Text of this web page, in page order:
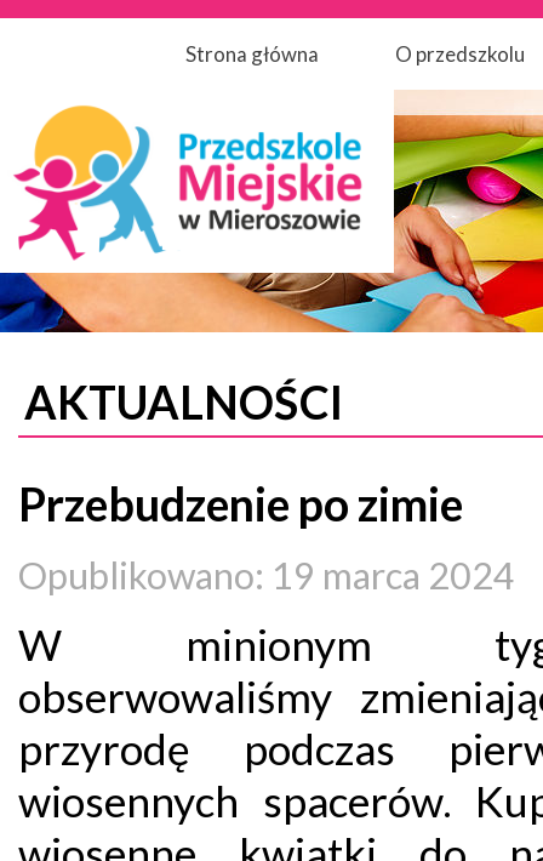
Strona główna O przedszkolu
AKTUALNOŚCI
Przebudzenie po zimie
Opublikowano: 19 marca 2024
W minionym
obserwowaliśmy
przyrodę podczas
wiosennych spacerów.